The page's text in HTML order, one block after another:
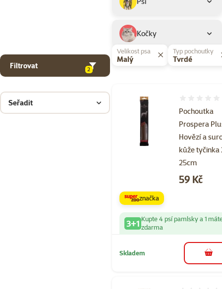
Kočky
Filtrovat 2
Velikost psa
Malý
Typ pochoutky
Tvrdé
Seřadit
Pochoutka
Prospera
Hovězí a
kůže tyčinka
25cm
Cena
59 Kč
značka
3+1 Kupte 4 psí pamlsky a 1
zdarma
Skladem do